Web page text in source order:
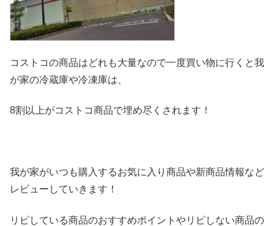
コストコの商品はどれも大量なので一度買い物に行くと我
が家の冷蔵庫や冷凍庫は、
8割以上がコストコ商品で埋め尽くされます！
我が家がいつも購入するお気に入り商品や新商品情報など
レビ ューしていきます！
リピしている商品のおすすめポイントやリピしない商品の